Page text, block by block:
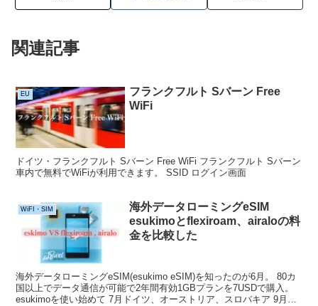
関連記事
EU
フランクフルト Sバーン Free
WiFi
ドイツ・フランクフルト Sバーン Free WiFi フランクフルト Sバーン
車内で無料でWiFiが利用できます。 SSID ログイン画面
WiFI・SIM
海外データローミングeSIM
esukimoとflexiroam、airaloの料
金を比較した
海外データローミングeSIM(esukimo eSIM)を知ったのが6月。 80カ
国以上でデータ通信が可能で2年間有効1GBプランを7USDで購入。
esukimoを使い始めて 7月ドイツ、オーストリア、スロバキア 9月オ